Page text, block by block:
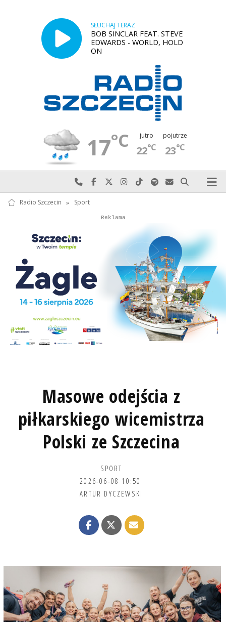
SŁUCHAJ TERAZ
BOB SINCLAR FEAT. STEVE
EDWARDS - WORLD, HOLD
ON
17°C jutro
22°C
pojutrze
23°C
Najlepiej po prostu do nas zadzwoń
Odwiedź nas na Facebook-u
Odwiedź nas na X
Odwiedź nas na Instagram-ie
Odwiedź nas na TikTok-u
Szukaj nas na Spotify
Wyślij do nas
Szukaj
Radio Szczecin » Sport
Autopromocja
Reklama
Masowe odejścia z
piłkarskiego wicemistrza
Polski ze Szczecina
SPORT
2026-06-08 10:50
ARTUR DYCZEWSKI